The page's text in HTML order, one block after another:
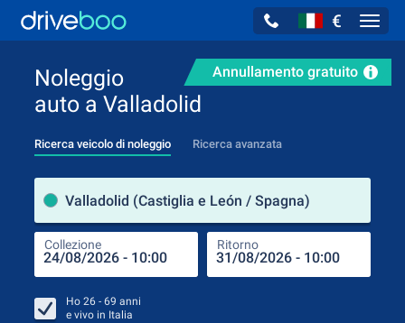
€
Annullamento gratuito
Noleggio
auto a Valladolid
Ricerca veicolo di noleggio Ricerca avanzata
Valladolid (Castiglia e León / Spagna)
Collezione Ritorno
Ho 26 - 69 anni
e vivo in Italia